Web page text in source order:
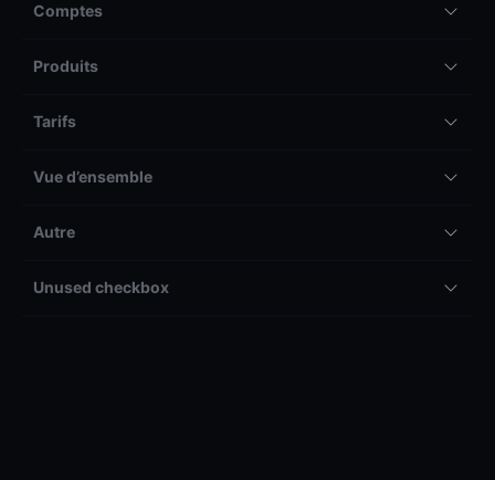
Comptes
Produits
Tarifs
Vue d’ensemble
Autre
Unused checkbox